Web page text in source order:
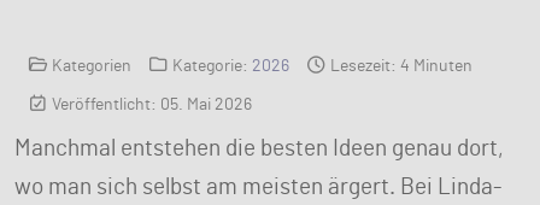
Kategorien Kategorie: 2026 Lesezeit: 4 Minuten
Veröffentlicht: 05. Mai 2026
Manchmal entstehen die besten Ideen genau dort,
wo man sich selbst am meisten ärgert. Bei Linda-